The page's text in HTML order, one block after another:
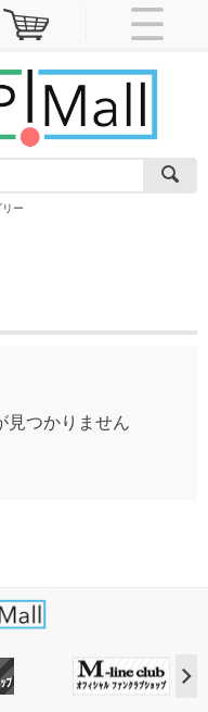
ー
見つかりません